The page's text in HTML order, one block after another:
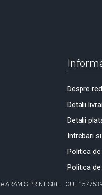
Despre
Detalii
Detalii
Intrebari
Politica
Politica
PRINT SRL. - CUI: 1577539